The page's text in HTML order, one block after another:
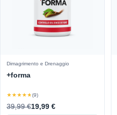
Dimagrimento e Drenaggio
+forma
★★★★★(9)
39,99 €19,99 €